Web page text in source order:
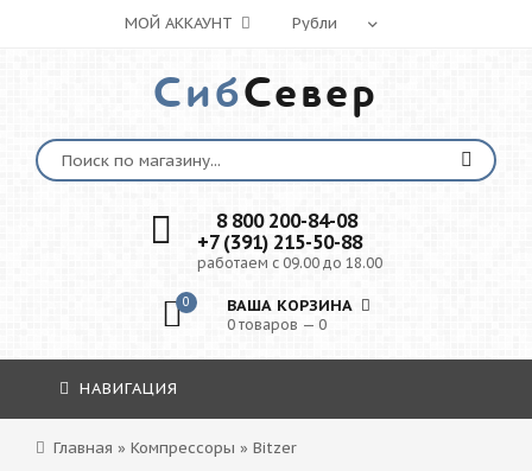
МОЙ АККАУНТ
СибСевер
8 800 200-84-08
+7 (391) 215-50-88
работаем с 09.00 до 18.00
0 ВАША КОРЗИНА
0 товаров — 0
НАВИГАЦИЯ
Главная » Компрессоры » Bitzer